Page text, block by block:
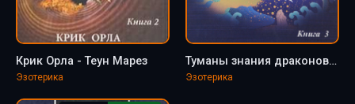
Крик Орла - Теун Марез
Эзотерика
Туманы знания драконов - Теун Марез
Эзотерика